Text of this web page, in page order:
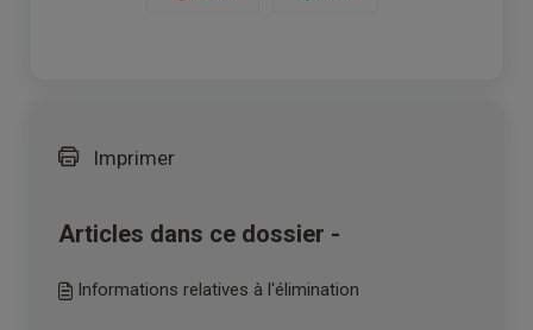
Imprimer
Articles dans ce dossier -
Informations relatives à l'élimination